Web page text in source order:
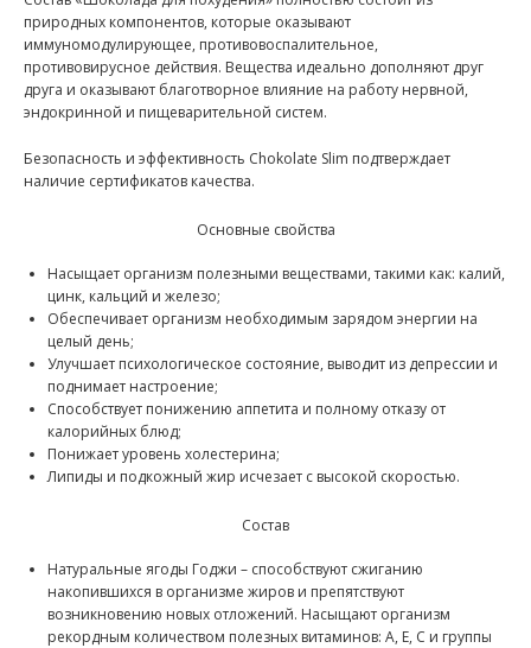
природных компонентов, которые оказывают
иммуномодулирующее, противовоспалительное,
противовирусное действия. Вещества идеально дополняют друг
друга и оказывают благотворное влияние на работу нервной,
эндокринной и пищеварительной систем.
Безопасность и эффективность Chokolate Slim подтверждает
наличие сертификатов качества.
Основные свойства
Насыщает организм полезными веществами, такими как: калий,
цинк, кальций и железо;
Обеспечивает организм необходимым зарядом энергии на
целый день;
Улучшает психологическое состояние, выводит из депрессии и
поднимает настроение;
Способствует понижению аппетита и полному отказу от
калорийных блюд;
Понижает уровень холестерина;
Липиды и подкожный жир исчезает с высокой скоростью.
Состав
Натуральные ягоды Годжи – способствуют сжиганию
накопившихся в организме жиров и препятствуют
возникновению новых отложений. Насыщают организм
рекордным количеством полезных витаминов: A, E, C и группы